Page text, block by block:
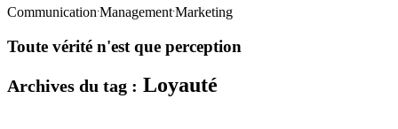
Communication ManagementMarketing
Toute vérité n'est que perception
Archives du tag : Loyauté